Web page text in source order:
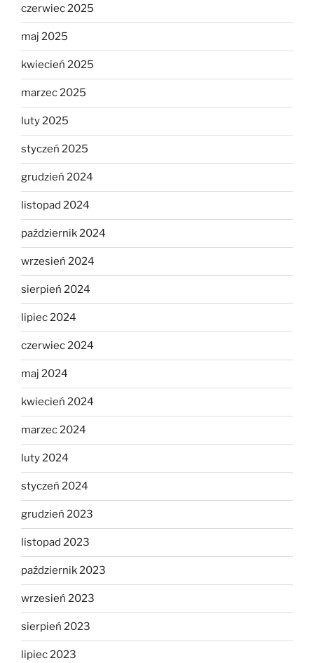
czerwiec 2025
maj 2025
kwiecień 2025
marzec 2025
luty 2025
styczeń 2025
grudzień 2024
listopad 2024
październik 2024
wrzesień 2024
sierpień 2024
lipiec 2024
czerwiec 2024
maj 2024
kwiecień 2024
marzec 2024
luty 2024
styczeń 2024
grudzień 2023
listopad 2023
październik 2023
wrzesień 2023
sierpień 2023
lipiec 2023